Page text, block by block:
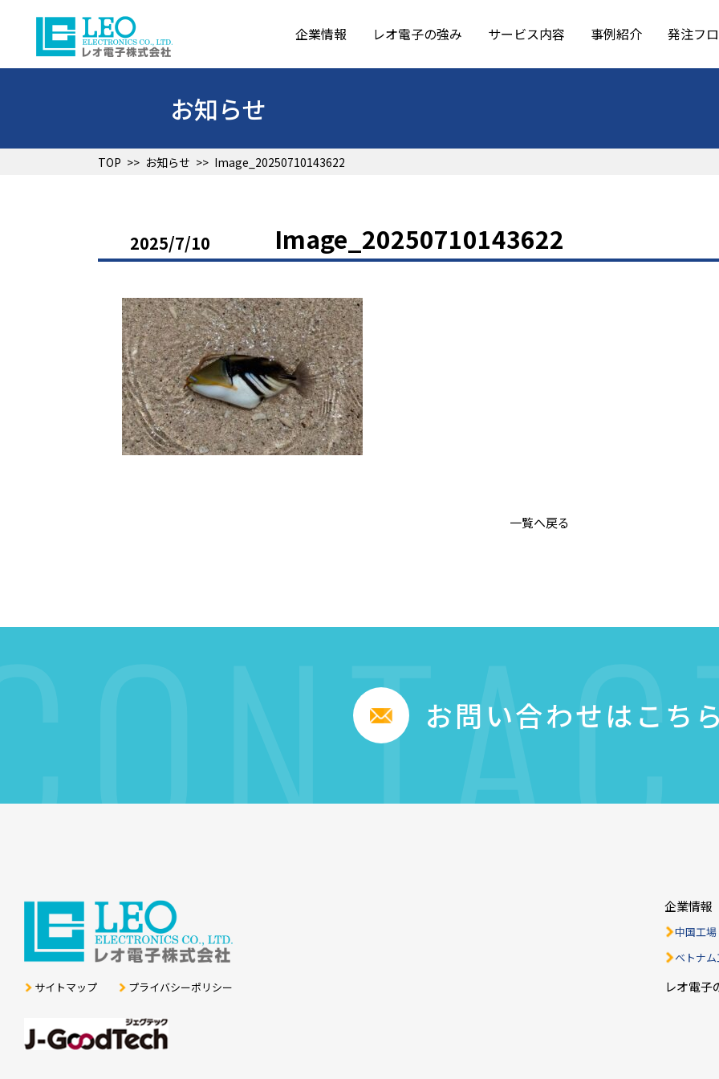
企業情報 レオ電子の強み サービス内容 事例紹介 発注フ
お知らせ
TOP >> お知らせ >> Image_20250710143622
2025/7/10 Image_20250710143622
一覧へ戻る
お問い合わせはこち
サイトマップ プライバシーポリシー
企業情報
中国工場
ベトナ
レオ電子